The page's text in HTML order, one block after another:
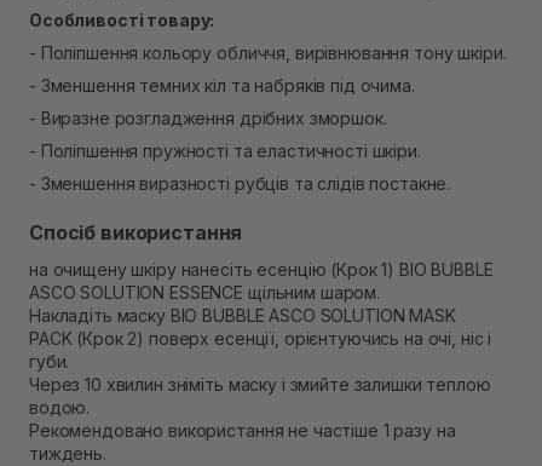
Особливості товару:
- Поліпшення кольору обличчя, вирівнювання тону шкіри.
- Зменшення темних кіл та набряків під очима.
- Виразне розгладження дрібних зморшок.
- Поліпшення пружності та еластичності шкіри.
- Зменшення виразності рубців та слідів постакне.
Спосіб використання
на очищену шкіру нанесіть есенцію (Крок 1) BIO BUBBLE
ASCO SOLUTION ESSENCE щільним шаром.
Накладіть маску BIO BUBBLE ASCO SOLUTION MASK
PACK (Крок 2) поверх есенції, орієнтуючись на очі, ніс і
губи.
Через 10 хвилин зніміть маску і змийте залишки теплою
водою.
Рекомендовано використання не частіше 1 разу на
тиждень.